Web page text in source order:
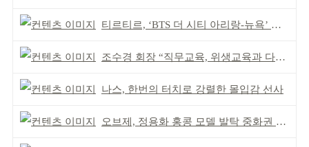
티르티르, ‘BTS 더 시티 아리랑-뉴욕’ 참여
조수경 회장 “직무교육, 위생교육과 다르다”
나스, 한번의 터치로 강렬한 몰입감 선사
오브제, 정용화 홍콩 모델 발탁 중화권 공략 강화